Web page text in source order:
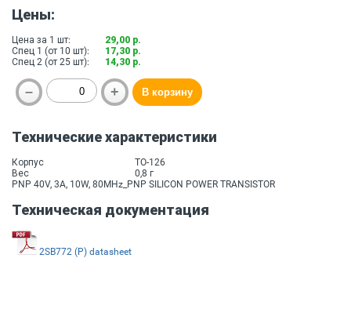
Цены:
Цена за 1 шт:
29,00 р.
Спец 1 (от 10 шт):
17,30 р.
Спец 2 (от 25 шт):
14,30 р.
Технические характеристики
Корпус
TO-126
Вес
0,8 г
PNP 40V, 3A, 10W, 80MHz_PNP SILICON POWER TRANSISTOR
Техническая документация
2SB772 (P) datasheet